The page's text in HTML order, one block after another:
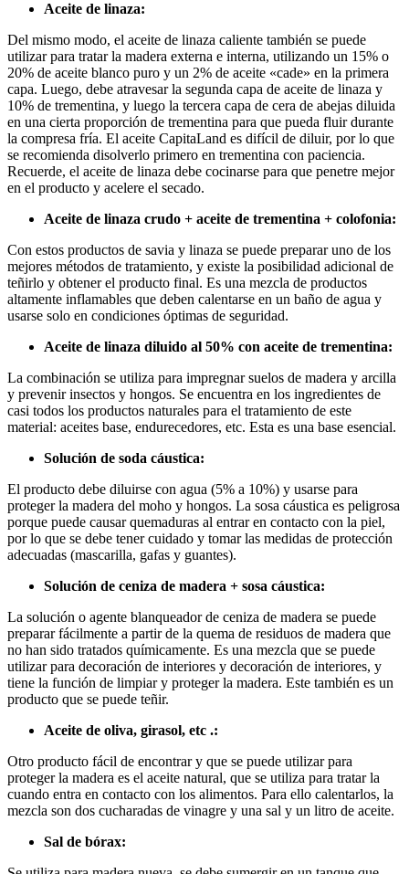
Aceite de linaza:
Del mismo modo, el aceite de linaza caliente también se puede
utilizar para tratar la madera externa e interna, utilizando un 15% o
20% de aceite blanco puro y un 2% de aceite «cade» en la primera
capa. Luego, debe atravesar la segunda capa de aceite de linaza y
10% de trementina, y luego la tercera capa de cera de abejas diluida
en una cierta proporción de trementina para que pueda fluir durante
la compresa fría. El aceite CapitaLand es difícil de diluir, por lo que
se recomienda disolverlo primero en trementina con paciencia.
Recuerde, el aceite de linaza debe cocinarse para que penetre mejor
en el producto y acelere el secado.
Aceite de linaza crudo + aceite de trementina + colofonia:
Con estos productos de savia y linaza se puede preparar uno de los
mejores métodos de tratamiento, y existe la posibilidad adicional de
teñirlo y obtener el producto final. Es una mezcla de productos
altamente inflamables que deben calentarse en un baño de agua y
usarse solo en condiciones óptimas de seguridad.
Aceite de linaza diluido al 50% con aceite de trementina:
La combinación se utiliza para impregnar suelos de madera y arcilla
y prevenir insectos y hongos. Se encuentra en los ingredientes de
casi todos los productos naturales para el tratamiento de este
material: aceites base, endurecedores, etc. Esta es una base esencial.
Solución de soda cáustica:
El producto debe diluirse con agua (5% a 10%) y usarse para
proteger la madera del moho y hongos. La sosa cáustica es peligrosa
porque puede causar quemaduras al entrar en contacto con la piel,
por lo que se debe tener cuidado y tomar las medidas de protección
adecuadas (mascarilla, gafas y guantes).
Solución de ceniza de madera + sosa cáustica:
La solución o agente blanqueador de ceniza de madera se puede
preparar fácilmente a partir de la quema de residuos de madera que
no han sido tratados químicamente. Es una mezcla que se puede
utilizar para decoración de interiores y decoración de interiores, y
tiene la función de limpiar y proteger la madera. Este también es un
producto que se puede teñir.
Aceite de oliva, girasol, etc .:
Otro producto fácil de encontrar y que se puede utilizar para
proteger la madera es el aceite natural, que se utiliza para tratar la
cuando entra en contacto con los alimentos. Para ello calentarlos, la
mezcla son dos cucharadas de vinagre y una sal y un litro de aceite.
Sal de bórax: